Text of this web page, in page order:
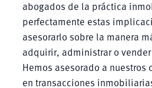
abogados de la práctica
perfectamente estas
asesorarlo sobre la manera
adquirir, administrar o
Hemos asesorado a nuestros
en transacciones